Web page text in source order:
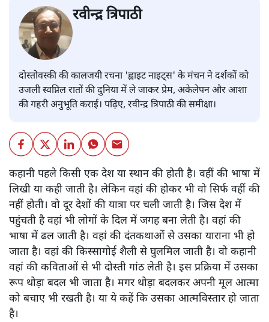
रवीन्द्र त्रिपाठी
दोस्तोवस्की की कालजयी रचना 'ह्वाइट नाइट्स' के मंचन ने दर्शकों को
उजली स्वप्निल रातों की दुनिया में ले जाकर प्रेम, अकेलेपन और आशा
की गहरी अनुभूति कराई। पढ़िए, रवीन्द्र त्रिपाठी की समीक्षा।
कहानी पहले किसी एक देश या स्थान की होती है। वहीं की भाषा में
लिखी या कही जाती है। लेकिन वहां की होकर भी वो सिर्फ वहीं की
नहीं होती। वो दूर देशों की यात्रा पर चली जाती है। जिस देश में
पहुंचती है वहां भी लोगों के दिल में जगह बना लेती है। वहां की
भाषा में ढल जाती है। वहां की दंतकथाओं से उसका याराना भी हो
जाता है। वहां की किस्सागोई शैली से घुलमिल जाती है। वो कहानी
वहां की कविताओं से भी दोस्ती गांठ लेती है। इस प्रक्रिया में उसका
रूप थोड़ा बदल भी जाता है। मगर थोड़ा बदलकर अपनी मूल आत्मा
को बचाए भी रखती है। या ये कहें कि उसका आत्मविस्तार हो जाता
है।